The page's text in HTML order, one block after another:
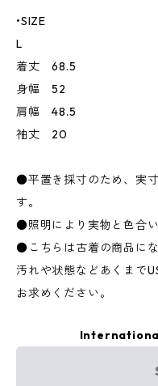
•SIZE
L
着丈 68.5
身幅 52
肩幅 48.5
袖丈 20
●平置き採寸のため、実
す。
●照明により実物と色合
●こちらは古着の商品にな
汚れや状態などあくまで
お求めください。